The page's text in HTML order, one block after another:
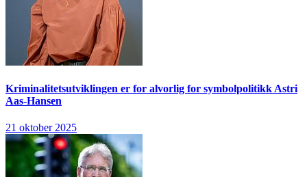
Kriminalitetsutviklingen er for alvorlig for symbolpolitikk Astri
Aas-Hansen
21 oktober 2025